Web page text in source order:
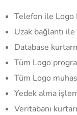
Telefon ile Logo
Uzak bağlantı
Database
Tüm Logo
Tüm Logo
Yedek alma
Veritabanı